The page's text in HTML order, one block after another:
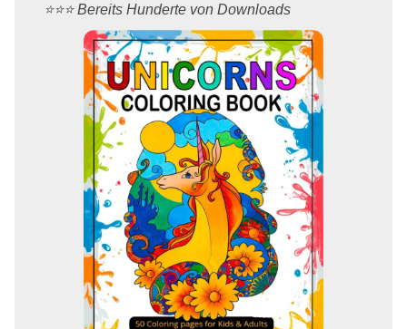
⭐️⭐️⭐️ Bereits Hunderte von Downloads